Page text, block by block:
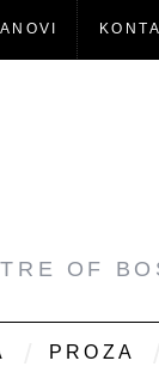
OF
PROZA